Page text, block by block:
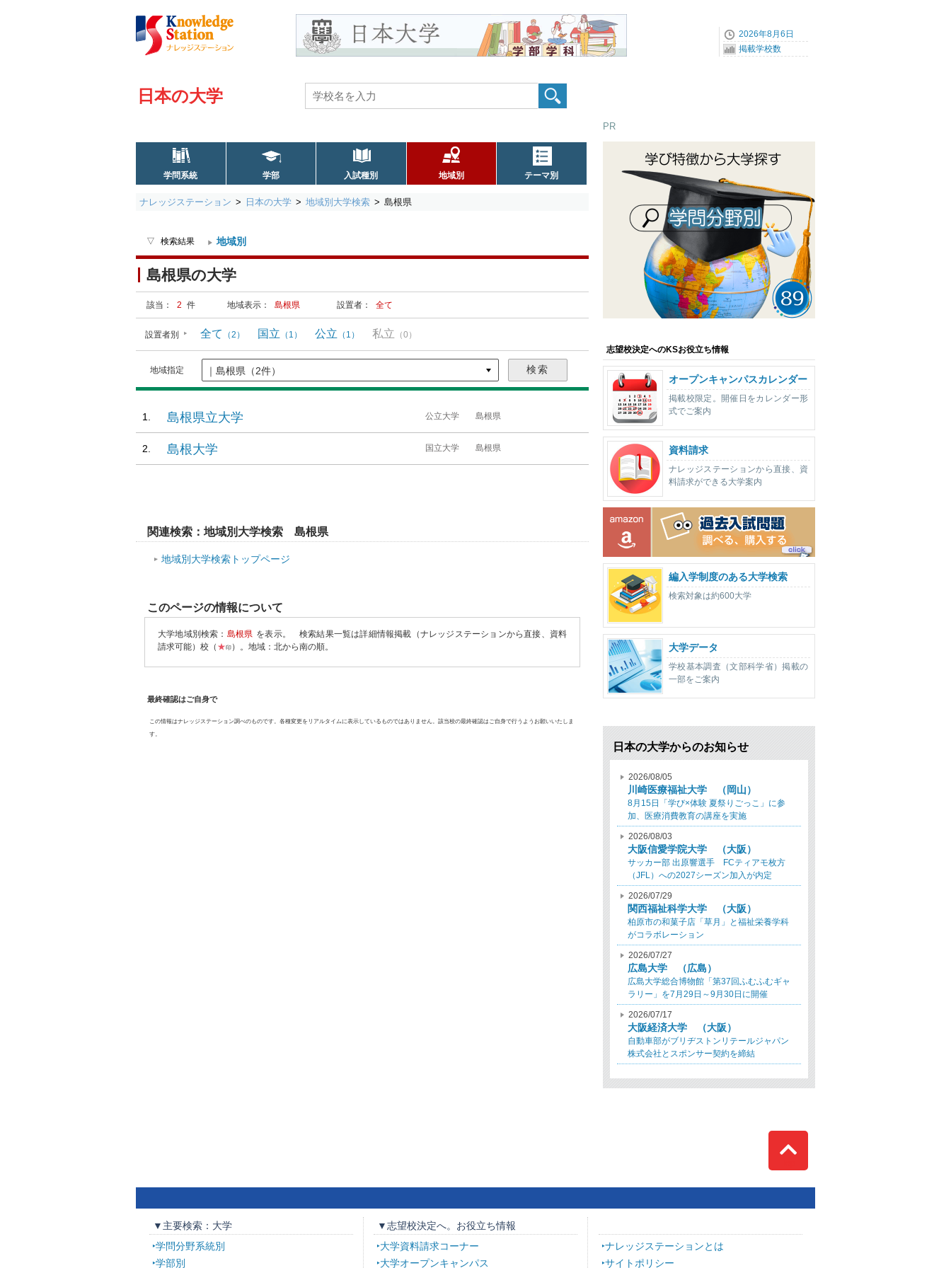
2026年8月6日
掲載学校数
日本の大学
学問系統 学部 入試種別 地域別 テーマ別
ナレッジステーション 日本の大学 地域別大学検索 島根県
検索結果 地域別
島根県の大学
該当： 2 件 地域表示： 島根県 設置者： 全て
設置者別 全て （2） 国立 （1） 公立 （1） 私立 （0）
地域指定
島根県立大学 公立大学 島根県
島根大学 国立大学 島根県
関連検索：地域別大学検索 島根県
地域別大学検索トップページ
このページの情報について
大学地域別検索： 島根県 を表示。
検索結果一覧は詳細情報掲載（ナレッジステーションから直接、資料
請求可能）校（ ★印 ）。地域：北から南の順。
最終確認はご自身で
この情報はナレッジステーション調べのものです。各種変更をリアルタイムに表示しているものではありません。該当校の最終確認はご自身で行うようお願いいたしま
す。
PR
志望校決定へのKSお役立ち情報
オープンキャンパスカレンダー
掲載校限定。開催日をカレンダー形
式でご案内
資料請求
ナレッジステーションから直接、資
料請求ができる大学案内
編入学制度のある大学検索
検索対象は約600大学
大学データ
学校基本調査（文部科学省）掲載の
一部をご案内
日本の大学からのお知らせ
2026/08/05
川崎医療福祉大学 （岡山）
8月15日「学び×体験 夏祭りごっこ」に参
加、医療消費教育の講座を実施
2026/08/03
大阪信愛学院大学 （大阪）
サッカー部 出原響選手 FCティアモ枚方
（JFL）への2027シーズン加入が内定
2026/07/29
関西福祉科学大学 （大阪）
柏原市の和菓子店「草月」と福祉栄養学科
がコラボレーション
2026/07/27
広島大学 （広島）
広島大学総合博物館「第37回ふむふむギャ
ラリー」を7月29日～9月30日に開催
2026/07/17
大阪経済大学 （大阪）
自動車部がブリヂストンリテールジャパン
株式会社とスポンサー契約を締結
▼主要検索：大学
学問分野系統別
学部別
▼志望校決定へ。お役立ち情報
大学資料請求コーナー
大学オープンキャンパス
ナレッジステーションとは
サイトポリシー